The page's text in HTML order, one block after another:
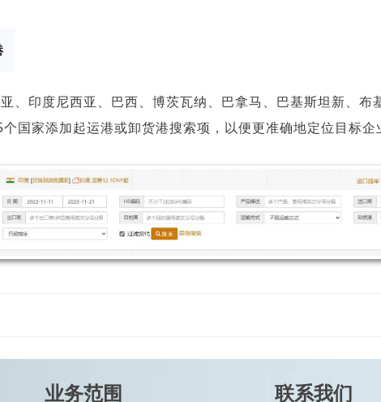
、印度尼西亚、巴西、博茨瓦纳、巴拿马、巴基斯坦新、布
国家添加起运港或卸货港搜索项，以便更准确地定位目标企
业务范围 联系我们